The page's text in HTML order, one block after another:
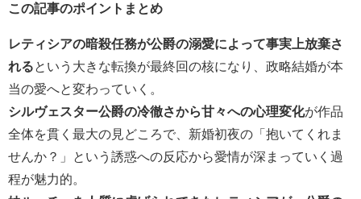
この記事のポイントまとめ
レティシアの暗殺任務が公爵の溺愛によって事実上放棄さ
れる という大きな転換が最終回の核になり、政略結婚が本
当の愛へと変わっていく。
シルヴェスター公爵の冷徹さから甘々への心理変化が作品
全体を貫く最大の見どころで、新婚初夜の「抱いてくれま
せんか？」という誘惑への反応から愛情が深まっていく過
程が魅力的。